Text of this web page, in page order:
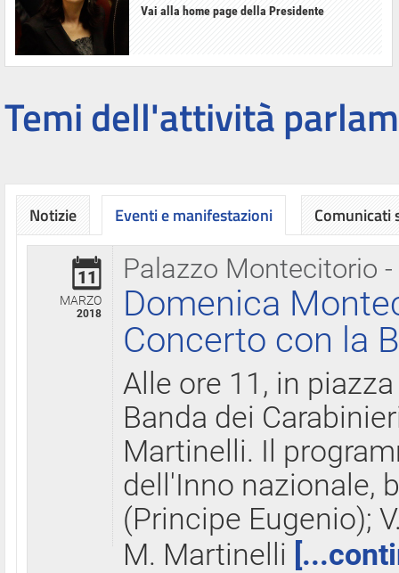
Vai alla home page della Presidente
Temi dell'attività
Notizie Eventi e manifestazioni
Palazzo Montecitorio
11
MARZO
2018
Domenica
Concerto con la
Alle ore 11, in
Banda dei
Martinelli. Il
dell'Inno nazionale,
(Principe Eugenio);
M. Martinelli
Comunicati